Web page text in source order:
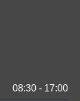
08:30 - 17:00